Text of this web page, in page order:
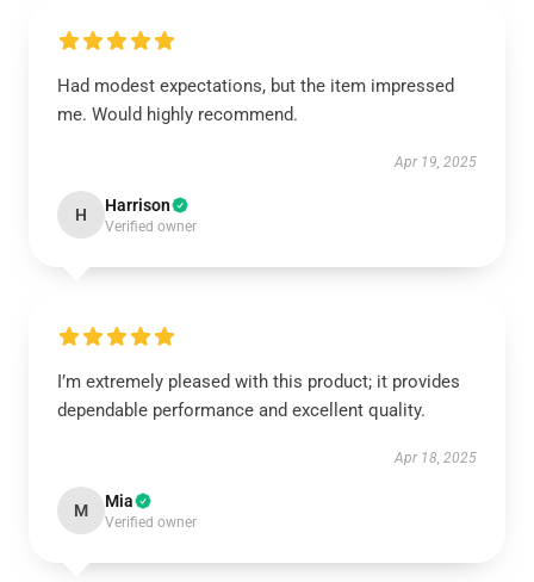
Had modest expectations, but the item impressed
me. Would highly recommend.
Apr 19, 2025
H Harrison
Verified owner
I’m extremely pleased with this product; it provides
dependable performance and excellent quality.
Apr 18, 2025
M Mia
Verified owner